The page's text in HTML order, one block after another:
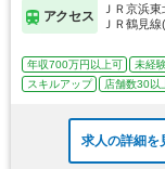
アクセス
ＪＲ京浜
ＪＲ鶴見
年収700万円以上可 未経
スキルアップ
店舗数30以
求人の詳細を